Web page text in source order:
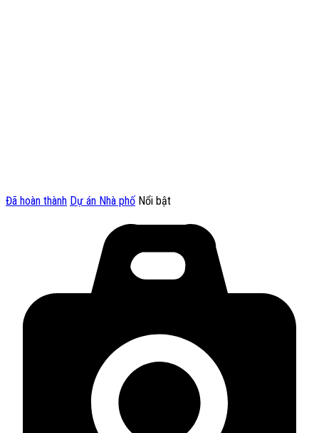
Đã hoàn thành Dự án Nhà phố Nổi bật